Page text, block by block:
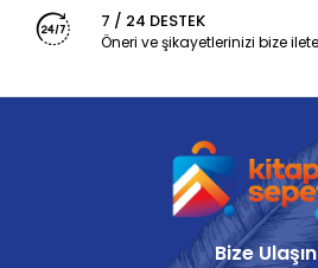
7 / 24 DESTEK
Öneri ve şikayetlerinizi bize
Bize Ulaşın